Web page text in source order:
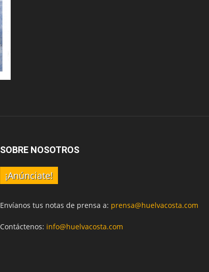
SOBRE NOSOTROS
¡Anúnciate!
Envíanos tus notas de prensa a: prensa@huelvacosta.com
Contáctenos: info@huelvacosta.com